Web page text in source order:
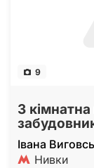
9
3
Івана
Нивки